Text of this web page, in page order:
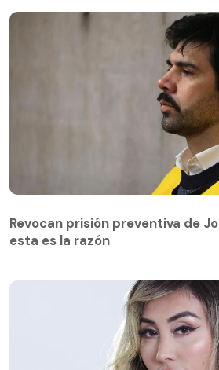
esta es la razón
Revocan prisión preventiva de
esta es la razón